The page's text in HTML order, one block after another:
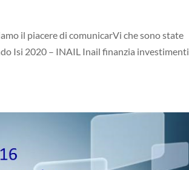
il piacere di comunicarVi che sono state
Isi 2020 – INAIL Inail finanzia investimenti